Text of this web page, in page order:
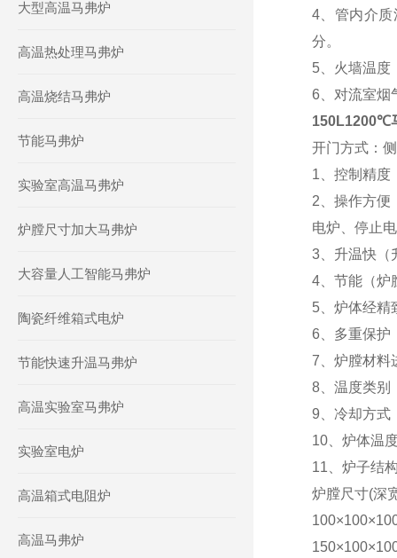
大型高温马弗炉
高温热处理马弗炉
高温烧结马弗炉
节能马弗炉
实验室高温马弗炉
炉膛尺寸加大马弗炉
大容量人工智能马弗炉
陶瓷纤维箱式电炉
节能快速升温马弗炉
高温实验室马弗炉
实验室电炉
高温箱式电阻炉
高温马弗炉
4、管内介
分。
5、火墙温度
6、对流室烟
150L1200℃
开门方式：
1、控制精
2、操作方便
电炉、停止
3、升温快
4、节能（炉
5、炉体经精
6、多重保护
7、炉膛材料
8、温度类别
9、 冷却方式
10、 炉体温
11、 炉子结
炉膛尺寸(深
100×100×
150×100×